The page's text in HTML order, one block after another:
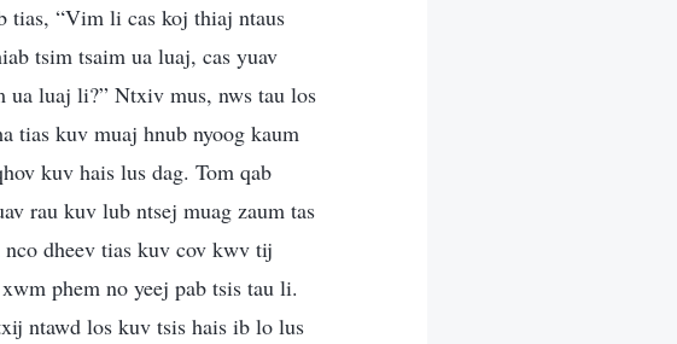
tias, “Vim li cas koj thiaj ntaus
tsim tsaim ua luaj, cas yuav
ua luaj li?” Ntxiv mus, nws tau los
tias kuv muaj hnub nyoog kaum
kuv hais lus dag. Tom qab
rau kuv lub ntsej muag zaum tas
dheev tias kuv cov kwv tij
phem no yeej pab tsis tau li.
ntawd los kuv tsis hais ib lo lus